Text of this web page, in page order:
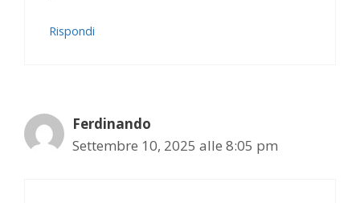
Rispondi
Ferdinando
Settembre 10, 2025 alle 8:05 pm